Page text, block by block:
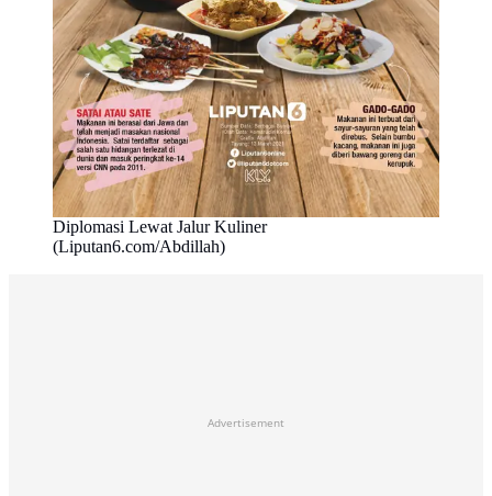
Diplomasi Lewat Jalur Kuliner
(Liputan6.com/Abdillah)
Advertisement